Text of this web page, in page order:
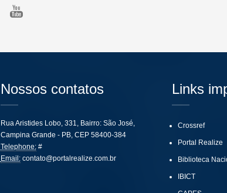
Nossos contatos
Rua Aristides Lobo, 331, Bairro: São José,
Campina Grande - PB, CEP 58400-384
Telephone:#
Email: contato@portalrealize.com.br
Links
Crossref
Portal Realize
Biblioteca
IBICT